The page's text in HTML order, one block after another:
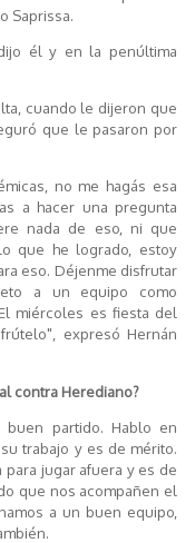
Saprissa.
él y en la penúltima
cuando le dijeron que
que le pasaron por
no me hagás esa
a hacer una pregunta
nada de eso, ni que
que he logrado, estoy
eso. Déjenme disfrutar
a un equipo como
miércoles es fiesta del
expresó Hernán
contra Herediano?
buen partido. Hablo en
trabajo y es de mérito.
para jugar afuera y es de
que nos acompañen el
a un buen equipo,